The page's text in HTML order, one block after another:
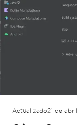
Actualizado21 de